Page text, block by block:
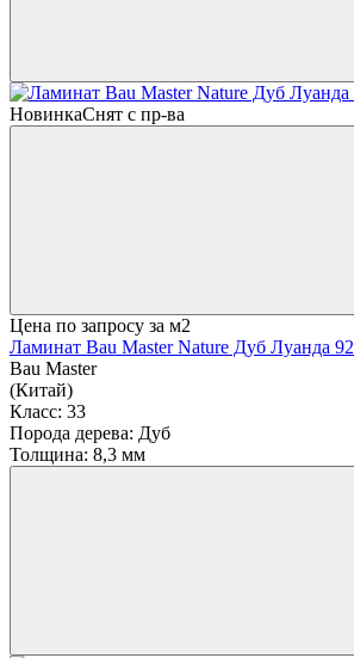
НовинкаСнят с пр-ва
Цена по запросу за м2
Ламинат Bau Master Nature Дуб Луанда
Bau Master
(Китай)
Класс: 33
Порода дерева: Дуб
Толщина: 8,3 мм